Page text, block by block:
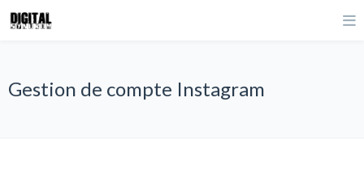
Gestion de compte Instagram